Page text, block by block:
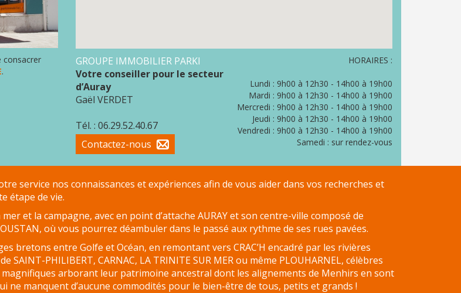
consacrer
.
GROUPE IMMOBILIER PARKI
Votre conseiller pour le secteur
d’Auray
Gaël VERDET
Tél. : 06.29.52.40.67
Contactez-nous
HORAIRES :
Lundi : 9h00 à 12h30 - 14h00 à 19h00
Mardi : 9h00 à 12h30 - 14h00 à 19h00
Mercredi : 9h00 à 12h30 - 14h00 à 19h00
Jeudi : 9h00 à 12h30 - 14h00 à 19h00
Vendredi : 9h00 à 12h30 - 14h00 à 19h00
Samedi : sur rendez-vous
service nos connaissances et expériences afin de vous aider dans vos recherches et
étape de vie.
et la campagne, avec en point d’attache AURAY et son centre-ville composé de
où vous pourrez déambuler dans le passé aux rythme de ses rues pavées.
bretons entre Golfe et Océan, en remontant vers CRAC’H encadré par les rivières
SAINT-PHILIBERT, CARNAC, LA TRINITE SUR MER ou même PLOUHARNEL, célèbres
arborant leur patrimoine ancestral dont les alignements de Menhirs en sont
ne manquent d’aucune commodités pour le bien-être de tous, petits et grands !